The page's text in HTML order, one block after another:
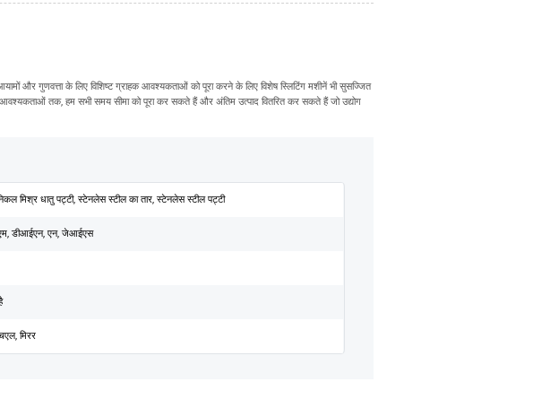
और गुणवत्ता के लिए विशिष्ट ग्राहक आवश्यकताओं को पूरा करने के लिए विशेष स्लिटिंग मशीनें भी सुसज्जित
आवश्यकताओं तक, हम सभी समय सीमा को पूरा कर सकते हैं और अंतिम उत्पाद वितरित कर सकते हैं जो उद्योग
मिश्र धातु पट्टी, स्टेनलेस स्टील का तार, स्टेनलेस स्टील पट्टी
डीआईएन, एन, जेआईएस
मिरर